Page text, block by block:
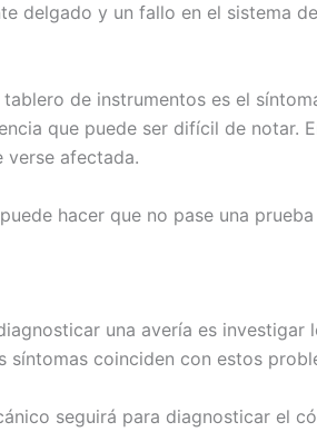
delgado y un fallo en el sistema
de instrumentos es el
que puede ser difícil de notar.
verse afectada.
hacer que no pase una
una avería es
coinciden con estos
seguirá para diagnosticar el